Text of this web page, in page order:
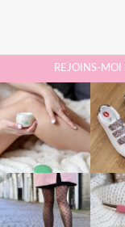
REJOINS-MOI